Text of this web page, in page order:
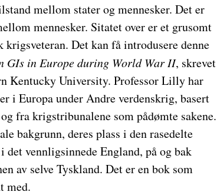
mellom stater og mennesker. Det er
mennesker. Sitatet over er et grusomt
Det kan få introdusere denne
GIs in Europe during World War II, skrevet
Kentucky University. Professor Lilly har
i Europa under Andre verdenskrig, basert
fra krigstribunalene som pådømte sakene.
bakgrunn, deres plass i den rasedelte
vennligsinnede England, på og bak
av selve Tyskland. Det er en bok som
med.